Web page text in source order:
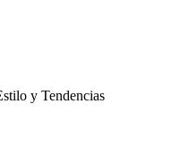
y Tendencias